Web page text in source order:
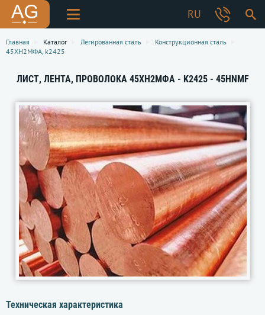
RU
Главная Каталог Легированная сталь
Конструкционная сталь
45ХН2МФА, k2425
ЛИСТ, ЛЕНТА, ПРОВОЛОКА 45ХН2МФА - K2425 - 45HNMF
Техническая характеристика